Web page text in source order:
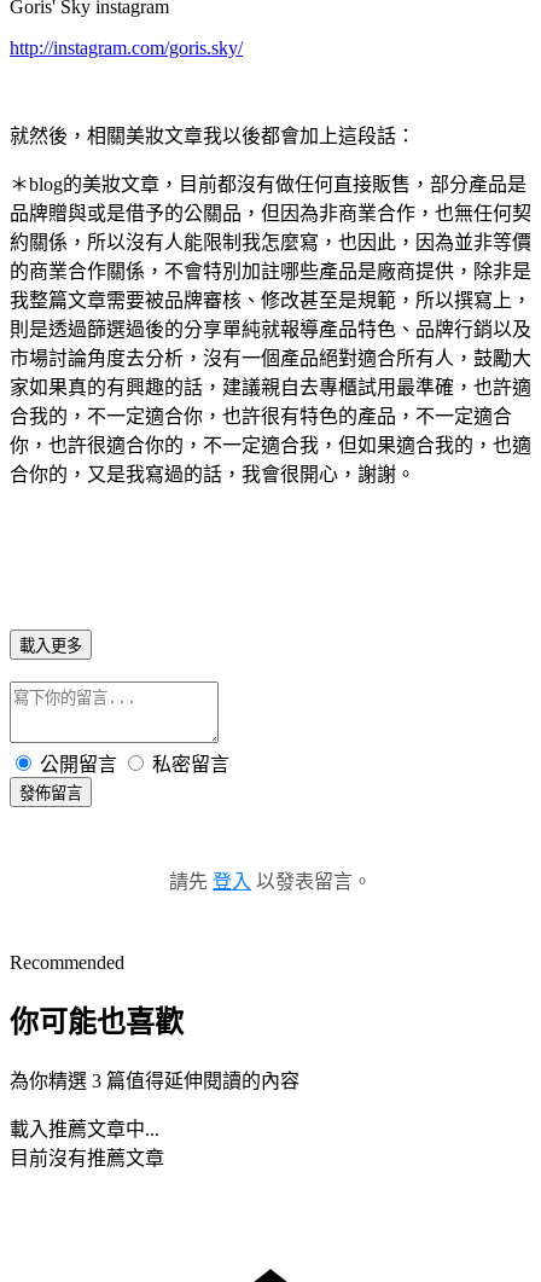
Goris' Sky instagram
http://instagram.com/goris.sky/
就然後，相關美妝文章我以後都會加上這段話：
＊blog的美妝文章，目前都沒有做任何直接販售，部分產品是
品牌贈與或是借予的公關品，但因為非商業合作，也無任何契
約關係，所以沒有人能限制我怎麼寫，也因此，因為並非等價
的商業合作關係，不會特別加註哪些產品是廠商提供，除非是
我整篇文章需要被品牌審核、修改甚至是規範，所以撰寫上，
則是透過篩選過後的分享單純就報導產品特色、品牌行銷以及
市場討論角度去分析，沒有一個產品絕對適合所有人，鼓勵大
家如果真的有興趣的話，建議親自去專櫃試用最準確，也許適
合我的，不一定適合你，也許很有特色的產品，不一定適合
你，也許很適合你的，不一定適合我，但如果適合我的，也適
合你的，又是我寫過的話，我會很開心，謝謝。
載入更多
公開留言 私密留言
發佈留言
請先 登入 以發表留言。
Recommended
你可能也喜歡
為你精選 3 篇值得延伸閱讀的內容
載入推薦文章中...
目前沒有推薦文章